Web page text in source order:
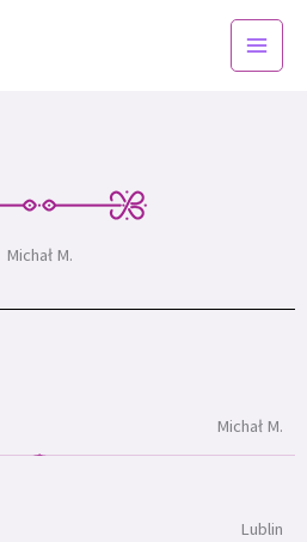
Michał M.
Michał M.
Lublin